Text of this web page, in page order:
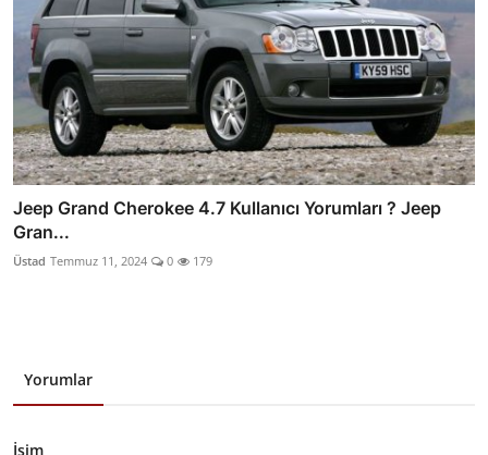
Jeep Grand Cherokee 4.7 Kullanıcı Yorumları ? Jeep
Gran...
Üstad Temmuz 11, 2024 0 179
Yorumlar
İsim